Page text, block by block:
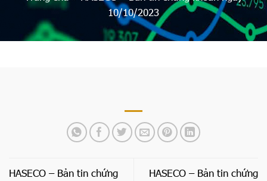
10/10/2023
HASECO – Bản tin chứng
HASECO – Bản tin chứng